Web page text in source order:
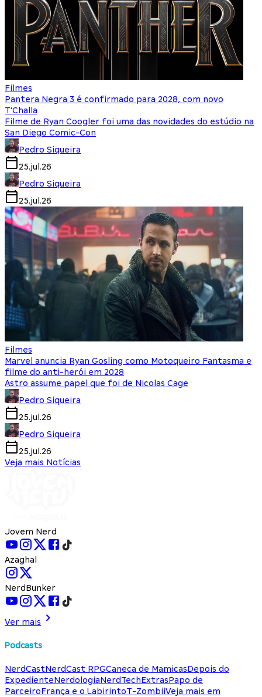
Filmes
Pantera Negra 3 é confirmado para 2028, com novo
T'Challa
Filme de Ryan Coogler foi uma das novidades do estúdio na
San Diego Comic-Con
Pedro Siqueira
25.jul.26
Pedro Siqueira
25.jul.26
Filmes
Marvel anuncia Ryan Gosling como Motoqueiro Fantasma e
filme do anti-herói em 2028
Astro assume papel que foi de Nicolas Cage
Pedro Siqueira
25.jul.26
Pedro Siqueira
25.jul.26
Veja mais Notícias
Jovem Nerd
Azaghal
NerdBunker
Ver mais
Podcasts
NerdCastNerdCast RPGCaneca de MamicasDepois do
ExpedienteNerdologiaNerdTechExtrasPapo de
ParceiroFrança e o LabirintoT-ZombiiVeja mais em